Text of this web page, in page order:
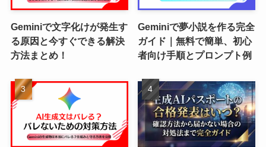
Geminiで文字化けが発生す
る原因と今すぐできる解決
方法まとめ！
Geminiで夢小説を作る完全
ガイド｜無料で簡単、初心
者向け手順とプロンプト例